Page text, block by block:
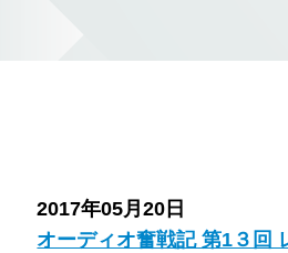
2017年05月20日
オーディオ奮戦記 第1３回